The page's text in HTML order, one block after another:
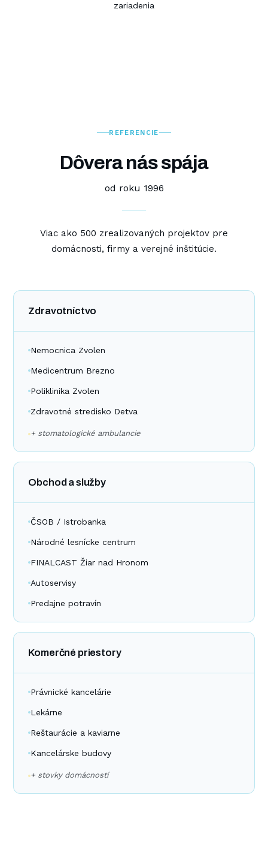
zariadenia
REFERENCIE
Dôvera nás spája
od roku 1996
Viac ako 500 zrealizovaných projektov pre
domácnosti, firmy a verejné inštitúcie.
Zdravotníctvo
Nemocnica Zvolen
Medicentrum Brezno
Poliklinika Zvolen
Zdravotné stredisko Detva
+ stomatologické ambulancie
Obchod a služby
ČSOB / Istrobanka
Národné lesnícke centrum
FINALCAST Žiar nad Hronom
Autoservisy
Predajne potravín
Komerčné priestory
Právnické kancelárie
Lekárne
Reštaurácie a kaviarne
Kancelárske budovy
+ stovky domácností